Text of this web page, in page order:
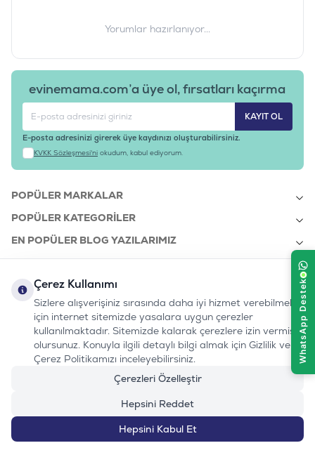
Yorumlar hazırlanıyor...
evinemama.com’a üye ol, fırsatları kaçırma
KAYIT OL
E-posta adresinizi girerek üye kaydınızı oluşturabilirsiniz.
KVKK Sözleşmesi'ni okudum, kabul ediyorum.
POPÜLER MARKALAR
POPÜLER KATEGORILER
EN POPÜLER BLOG YAZILARIMIZ
KURUMSAL
bizi takip edin:
Instagram
Youtube
TiktokFacebook
Linkedin
www.evinemama.com
0232 7000 212
%100 MUTLU
MÜŞTERI HATTI
Çerez Kullanımı
Sizlere alışverişiniz sırasında daha iyi hizmet verebilmek
için internet sitemizde yasalara uygun çerezler
kullanılmaktadır. Sitemizde kalarak çerezlere izin vermiş
olursunuz. Konuyla ilgili detaylı bilgi almak için Gizlilik ve
Çerez Politikamızı inceleyebilirsiniz.
Çerezleri Özelleştir
Hepsini Reddet
Hepsini Kabul Et